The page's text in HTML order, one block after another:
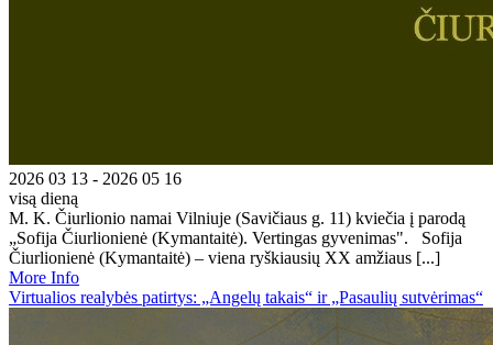
2026 03 13 - 2026 05 16
visą dieną
M. K. Čiurlionio namai Vilniuje (Savičiaus g. 11) kviečia į parodą
„Sofija Čiurlionienė (Kymantaitė). Vertingas gyvenimas". Sofija
Čiurlionienė (Kymantaitė) – viena ryškiausių XX amžiaus [...]
More Info
Virtualios realybės patirtys: „Angelų takais“ ir „Pasaulių sutvėrimas“